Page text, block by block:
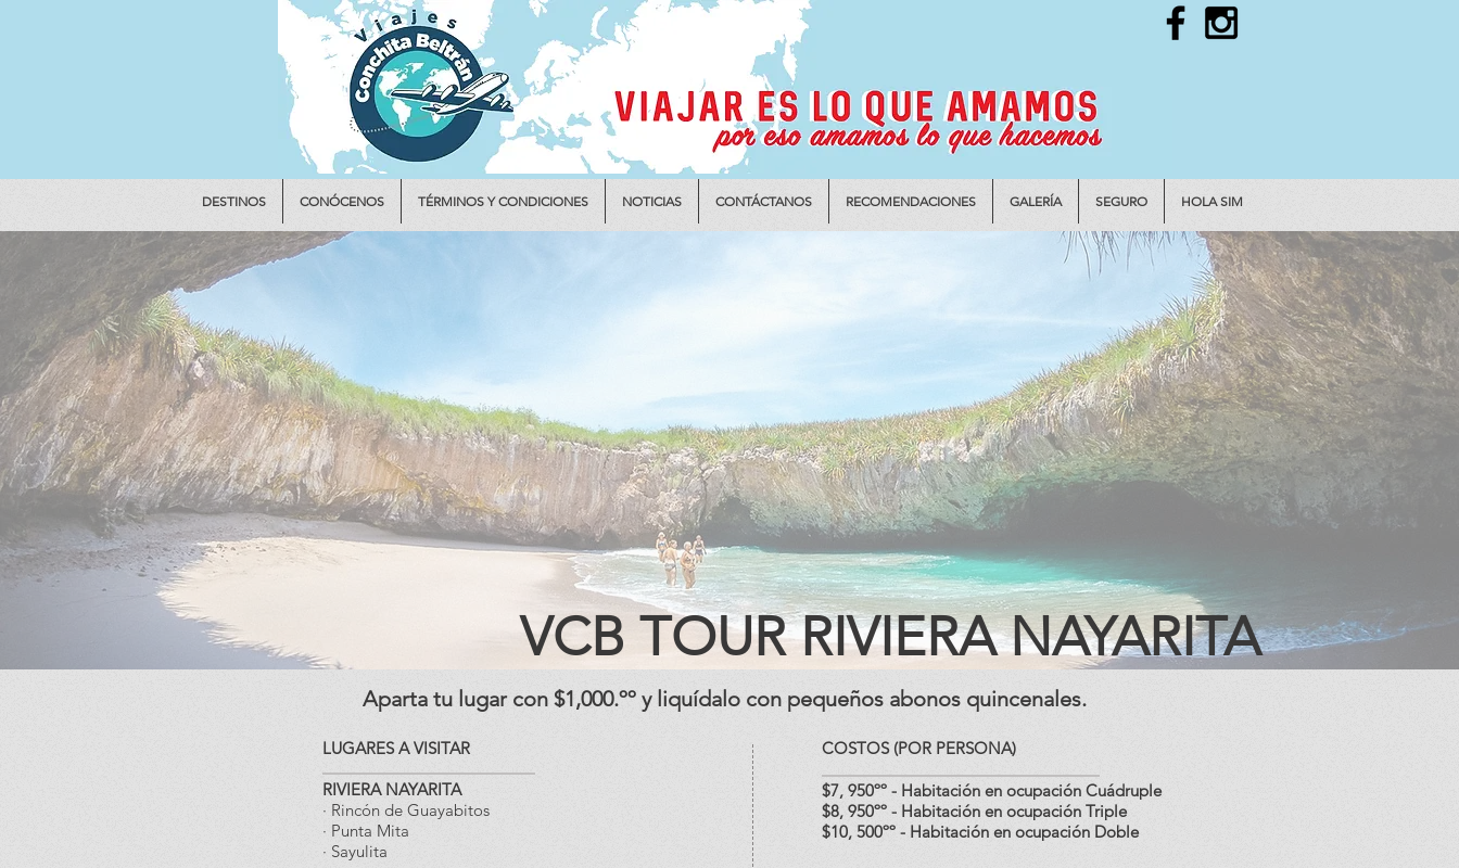
DESTINOS CONÓCENOS TÉRMINOS Y CONDICIONES NOTICIAS CONTÁCTANOS RECOMENDACIONES GALERÍA SEGURO HOLA SIM
VCB TOUR RIVIERA NAYARITA
Aparta tu lugar con $1,000.ºº y liquídalo con pequeños abonos quincenales.
LUGARES A VISITAR
RIVIERA NAYARITA
· Rincón de Guayabitos
· Punta Mita
· Sayulita
$7, 950ºº - Habitación en ocupación Cuádruple
$8, 950ºº - Habitación en ocupación Triple
$10, 500ºº - Habitación en ocupación Doble
COSTOS (POR PERSONA)